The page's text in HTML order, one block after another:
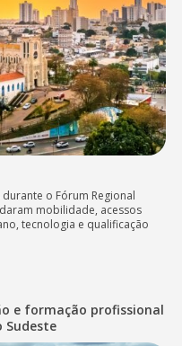
o Fórum Regional
mobilidade, acessos
tecnologia e qualificação
e formação profissional
Sudeste